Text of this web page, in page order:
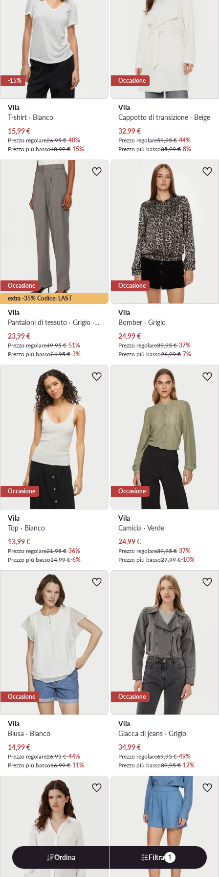
-15%
Vila
T-shirt · Bianco
Prezzo attuale
15,99€
Prezzo regolare26,95 €-40%
Prezzo più basso18,99 €-15%
Occasione
Vila
Cappotto di transizione · Beige
Prezzo attuale
32,99€
Prezzo regolare59,95 €-44%
Prezzo più basso35,99 €-8%
extra -35% Codice: LAST
Occasione
Vila
Pantaloni di tessuto · Grigio · Regular Fit
Prezzo attuale
23,99€
Prezzo regolare49,95 €-51%
Prezzo più basso24,95 €-3%
Occasione
Vila
Bomber · Grigio
Prezzo attuale
24,99€
Prezzo regolare39,95 €-37%
Prezzo più basso26,99 €-7%
Occasione
Vila
Top · Bianco
Prezzo attuale
13,99€
Prezzo regolare21,95 €-36%
Prezzo più basso14,99 €-6%
Occasione
Vila
Camicia · Verde
Prezzo attuale
24,99€
Prezzo regolare39,95 €-37%
Prezzo più basso27,99 €-10%
Occasione
Vila
Blusa · Bianco
Prezzo attuale
14,99€
Prezzo regolare26,95 €-44%
Prezzo più basso16,99 €-11%
Occasione
Vila
Giacca di jeans · Grigio
Prezzo attuale
34,99€
Prezzo regolare69,95 €-49%
Prezzo più basso39,95 €-12%
Ordina Filtra 1